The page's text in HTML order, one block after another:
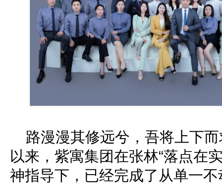
路漫漫其修远兮，吾将上下
以来，紫寓集团在张林“落点在
神指导下，已经完成了从单一